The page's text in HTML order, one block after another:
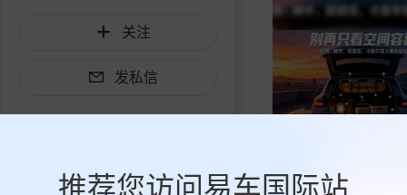
推荐您访问易车国际站
关注
发私信